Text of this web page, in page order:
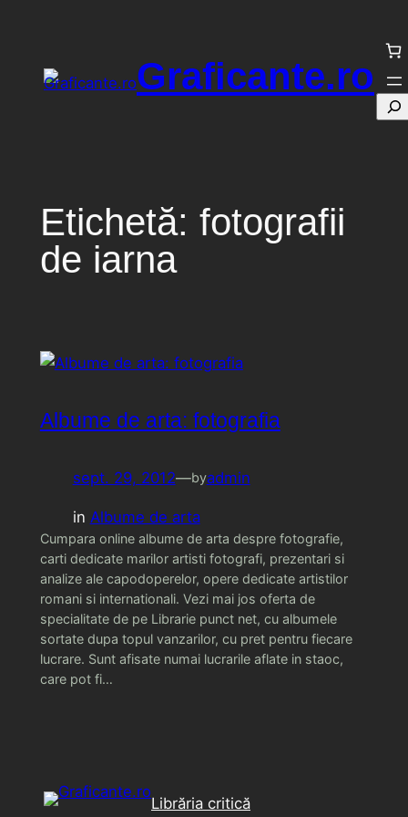
conținut
Graficante.ro
Etichetă: fotografii
de iarna
Albume de arta: fotografia
sept. 29, 2012—byadmin
in Albume de arta
Cumpara online albume de arta despre fotografie,
carti dedicate marilor artisti fotografi, prezentari si
analize ale capodoperelor, opere dedicate artistilor
romani si internationali. Vezi mai jos oferta de
specialitate de pe Librarie punct net, cu albumele
sortate dupa topul vanzarilor, cu pret pentru fiecare
lucrare. Sunt afisate numai lucrarile aflate in staoc,
care pot fi…
Librăria critică